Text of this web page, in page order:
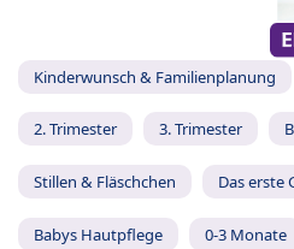
Kinderwunsch & Familienplanung
2. Trimester 3. Trimester
Stillen & Fläschchen Das erste
Babys Hautpflege 0-3 Monate